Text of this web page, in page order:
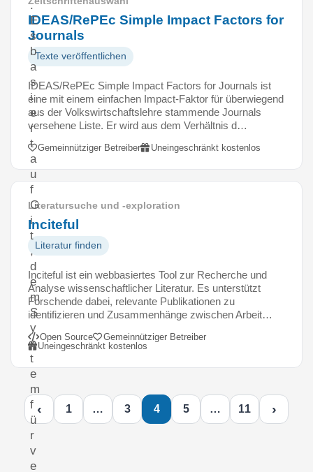
.
E
s
b
a
s
i
e
r
t
a
u
f
G
i
t
,
d
e
m
S
y
s
t
e
m
f
ü
r
v
e
IDEAS/RePEc Simple Impact Factors for
Journals
Texte veröffentlichen
IDEAS/RePEc Simple Impact Factors for Journals ist
eine mit einem einfachen Impact-Faktor für überwiegend
aus der Volkswirtschaftslehre stammende Journals
versehene Liste. Er wird aus dem Verhältnis d…
Gemeinnütziger Betreiber Uneingeschränkt kostenlos
Literatursuche und -exploration
Inciteful
Literatur finden
Inciteful ist ein webbasiertes Tool zur Recherche und
Analyse wissenschaftlicher Literatur. Es unterstützt
Forschende dabei, relevante Publikationen zu
identifizieren und Zusammenhänge zwischen Arbeit…
Open Source
Gemeinnütziger Betreiber
Uneingeschränkt kostenlos
‹ 1 … 3 4 5 … 11 ›